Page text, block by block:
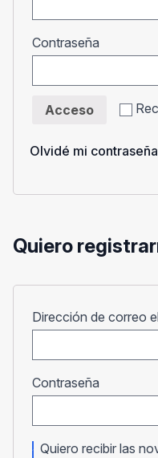
Contraseña
Acceso
Olvidé mi contraseña
Quiero
Dirección de correo
Contraseña
Quiero recibir las